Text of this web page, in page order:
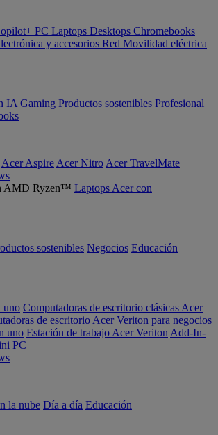
PC Laptops Desktops Chromebooks
y accesorios Red Movilidad eléctrica
IA Gaming Productos sostenibles Profesional
Acer Aspire Acer Nitro Acer TravelMate
Laptops Acer con
sostenibles Negocios Educación
uno Computadoras de escritorio clásicas Acer
de escritorio Acer Veriton para negocios
uno Estación de trabajo Acer Veriton Add-In-
PC
la nube Día a día Educación